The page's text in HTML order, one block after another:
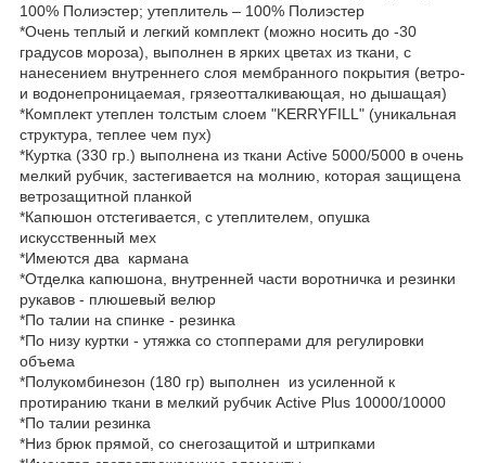
100% Полиэстер; утеплитель – 100% Полиэстер
*Очень теплый и легкий комплект (можно носить до -30
градусов мороза), выполнен в ярких цветах из ткани, с
нанесением внутреннего слоя мембранного покрытия (ветро-
и водонепроницаемая, грязеотталкивающая, но дышащая)
*Комплект утеплен толстым слоем "KERRYFILL" (уникальная
структура, теплее чем пух)
*Куртка (330 гр.) выполнена из ткани Active 5000/5000 в очень
мелкий рубчик, застегивается на молнию, которая защищена
ветрозащитной планкой
*Капюшон отстегивается, с утеплителем, опушка
искусственный мех
*Имеются два кармана
*Отделка капюшона, внутренней части воротничка и резинки
рукавов - плюшевый велюр
*По талии на спинке - резинка
*По низу куртки - утяжка со стопперами для регулировки
объема
*Полукомбинезон (180 гр) выполнен из усиленной к
протиранию ткани в мелкий рубчик Active Plus 10000/10000
*По талии резинка
*Низ брюк прямой, со снегозащитой и штрипками